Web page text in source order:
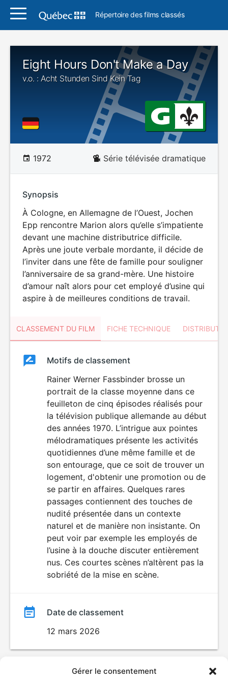
Gérer le consentement
Répertoire des films classés
Eight Hours Don't Make a Day
v.o. : Acht Stunden Sind Kein Tag
1972 Série télévisée dramatique
Synopsis
À Cologne, en Allemagne de l’Ouest, Jochen
Epp rencontre Marion alors qu’elle s’impatiente
devant une machine distributrice difficile.
Après une joute verbale mordante, il décide de
l’inviter dans une fête de famille pour souligner
l’anniversaire de sa grand-mère. Une histoire
d’amour naît alors pour cet employé d’usine qui
aspire à de meilleures conditions de travail.
CLASSEMENT DU FILM FICHE TECHNIQUE
ClassementClassement
Motifs de classement
Rainer Werner Fassbinder brosse un
portrait de la classe moyenne dans ce
feuilleton de cinq épisodes réalisés pour
la télévision publique allemande au début
des années 1970. L’intrigue aux pointes
mélodramatiques présente les activités
quotidiennes d’une même famille et de
son entourage, que ce soit de trouver un
logement, d'obtenir une promotion ou de
se partir en affaires. Quelques rares
passages contiennent des touches de
nudité présentée dans un contexte
naturel et de manière non insistante. On
peut voir par exemple les employés de
l’usine à la douche discuter entièrement
nus. Ces courtes scènes n’altèrent pas la
sobriété de la mise en scène.
Date de classement
12 mars 2026